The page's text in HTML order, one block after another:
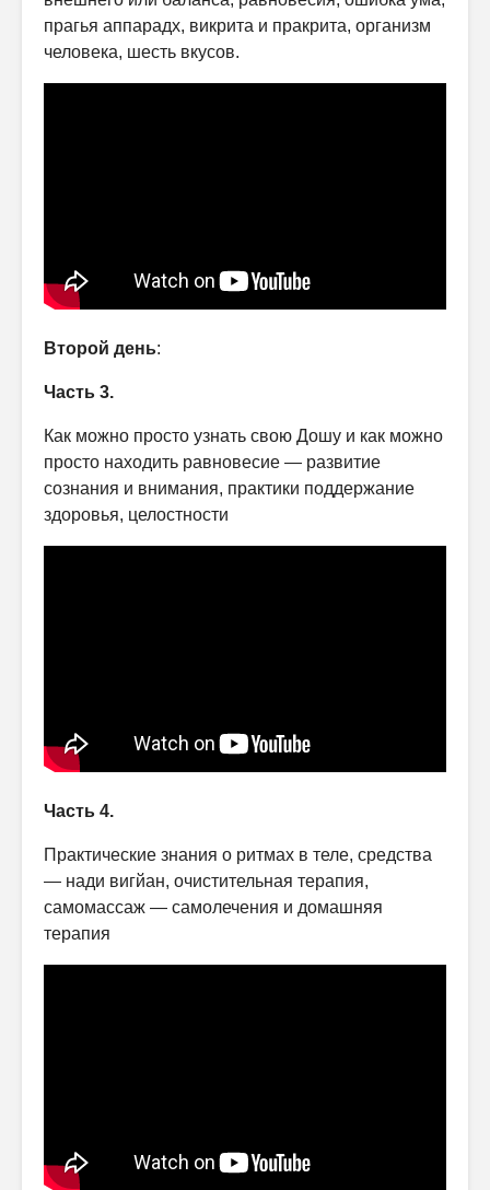
прагья аппарадх, викрита и пракрита, организм
человека, шесть вкусов.
Второй день:
Часть 3.
Как можно просто узнать свою Дошу и как можно
просто находить равновесие — развитие
сознания и внимания, практики поддержание
здоровья, целостности
Часть 4.
Практические знания о ритмах в теле, средства
— нади вигйан, очистительная терапия,
самомассаж — самолечения и домашняя
терапия